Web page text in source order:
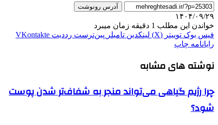
آدرس رونوشت
۱۴۰۴/۰۹/۲۹
خواندن این مطلب 1 دقیقه زمان میبرد
فیس بوک توییتر (X) لینکدین ‫تامبلر ‫پین‌ترست ‫رددیت ‫VKontakte
رایانامه چاپ
نوشته های مشابه
چرا رژیم گیاهی می‌تواند منجر به شفاف‌تر شدن پوست
شود؟